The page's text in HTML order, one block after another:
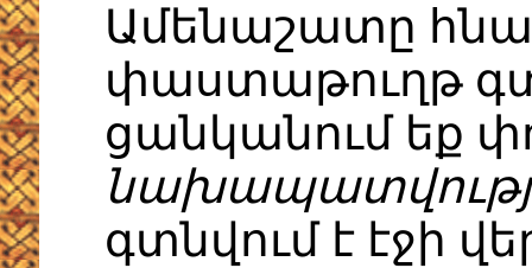
Ամենաշատը
փաստաթուղթ
ցանկանում եք
գտնվում է էջի